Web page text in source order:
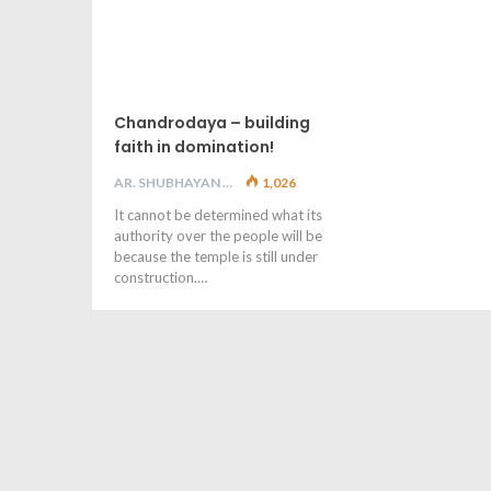
Chandrodaya – building
faith in domination!
AR. SHUBHAYAN M 1,026
It cannot be determined what its
authority over the people will be
because the temple is still under
construction.…